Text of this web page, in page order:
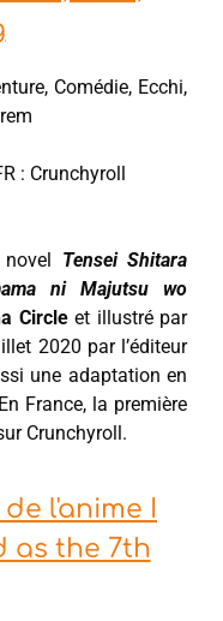
Comédie, Ecchi,
: Crunchyroll
Tensei Shitara
ni Majutsu wo
Circleet illustré par
2020 par l’éditeur
une adaptation en
France, la première
Crunchyroll.
l'anime I
as the 7th